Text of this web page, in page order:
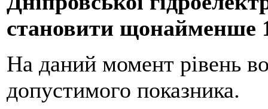
становити щонайменше
На даний момент рівень
допустимого показника.